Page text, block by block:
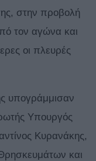
στην προβολή
τον αγώνα και
οι πλευρές
υπογράμμισαν
Υπουργός
Κυρανάκης,
και